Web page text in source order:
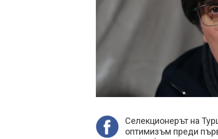
Селекционерът на
оптимизъм преди